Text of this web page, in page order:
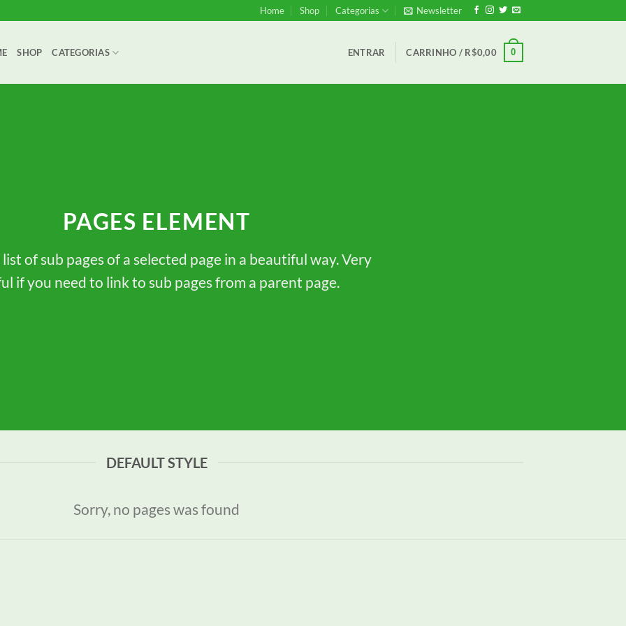
Home Shop Categorias Newsletter
SHOP CATEGORIAS ENTRAR CARRINHO / R$0,00 0
PAGES ELEMENT
of sub pages of a selected page in a beautiful way. Very
if you need to link to sub pages from a parent page.
DEFAULT STYLE
Sorry, no pages was found